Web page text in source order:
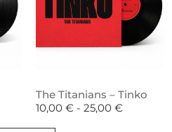
The Titanians – Tinko
10,00 € - 25,00 €